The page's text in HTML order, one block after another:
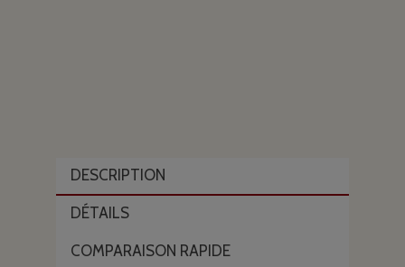
DESCRIPTION
DÉTAILS
COMPARAISON RAPIDE